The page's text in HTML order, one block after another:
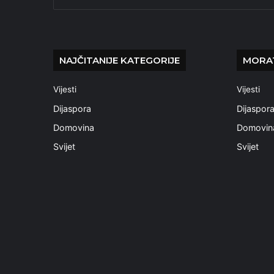
NAJČITANIJE KATEGORIJE
Vijesti
Dijaspora
Domovina
Svijet
Vijesti
Dijaspora
Svijet